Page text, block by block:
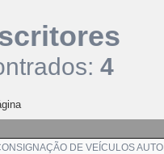
4
DE VEÍCULOS